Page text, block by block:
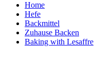
Home
Hefe
Backmittel
Zuhause Backen
Baking with Lesaffre